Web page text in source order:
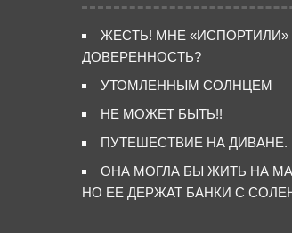
ЖЕСТЬ! МНЕ «ИСПОРТИЛИ»
ДОВЕРЕННОСТЬ?
УТОМЛЕННЫМ СОЛНЦЕМ
НЕ МОЖЕТ БЫТЬ!!
ПУТЕШЕСТВИЕ НА ДИВАНЕ.
ОНА МОГЛА БЫ ЖИТЬ НА
НО ЕЕ ДЕРЖАТ БАНКИ С